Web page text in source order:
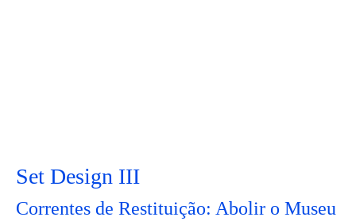
Set Design III
Correntes de Restituição: Abolir o Museu